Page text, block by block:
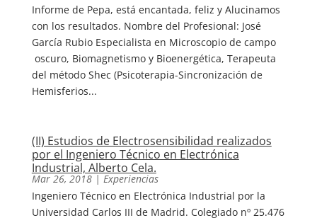
Informe de Pepa, está encantada, feliz y Alucinamos
con los resultados. Nombre del Profesional: José
García Rubio Especialista en Microscopio de campo
oscuro, Biomagnetismo y Bioenergética, Terapeuta
del método Shec (Psicoterapia-Sincronización de
Hemisferios...
(II) Estudios de Electrosensibilidad realizados
por el Ingeniero Técnico en Electrónica
Industrial, Alberto Cela.
Mar 26, 2018| Experiencias
Ingeniero Técnico en Electrónica Industrial por la
Universidad Carlos III de Madrid. Colegiado nº 25.476